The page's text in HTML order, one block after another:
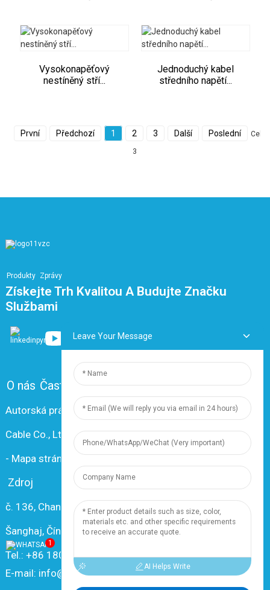
Vysokonapěťový
nestíněný stří...
Jednoduchý kabel
středního napětí...
První Předchozí 1 2 3 Další Poslední
3
Produkty Zprávy
Získejte Trh Kvalitou A Budujte Značku
Službami
O nás Často kladené otázky Kontaktujte nás
Autorská práva © 2024 Shanghai Dingzun Electric &
Cable Co., Ltd. Všechna práva vyhrazena.
- Mapa stránek Resource
Zdroj
č. 136, Changxiang Rd., město Nanxiang, 201802,
Šanghaj, Čína
Tel.: +86 18019377761
E-mail: info@dingzuncable.com
1
Leave Your Message
AI Helps Write